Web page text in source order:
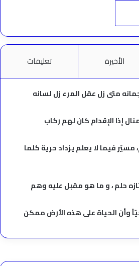
الأخيرة تعليقات
متى زل عقل المرء زل لسانه
إذا الإقدام كان لهم ركاب
مسيّر فيما لا يعلم يزداد حرية كلما
حلم ، و ما هو مقبل عليه وهم
وأن الحياة على هذه الأرض ممكن